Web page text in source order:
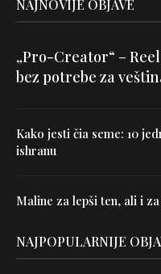
NAJNOVIJE OBJAVE
„Pro-Creator“ –
bez potrebe za
Kako jesti čia seme: 10
ishranu
Maline za lepši ten, ali i za
NAJPOPULARNIJE